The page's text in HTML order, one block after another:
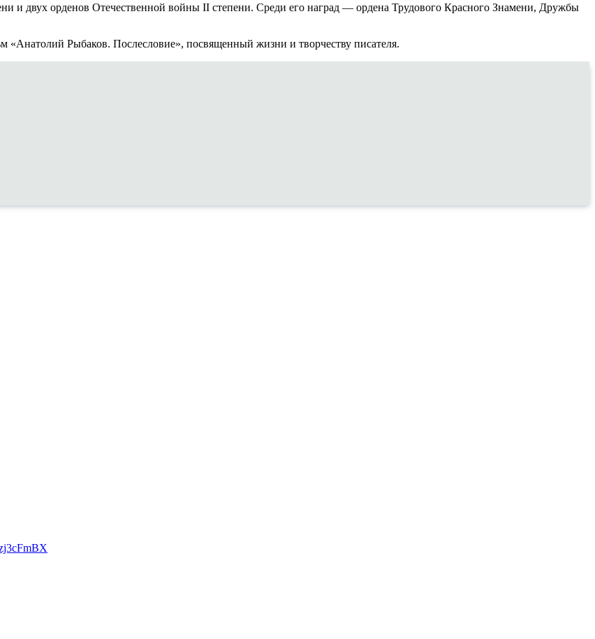
и двух орденов Отечественной войны II степени. Среди его наград — ордена Трудового Красного Знамени, Дружбы
«Анатолий Рыбаков. Послесловие», посвященный жизни и творчеству писателя.